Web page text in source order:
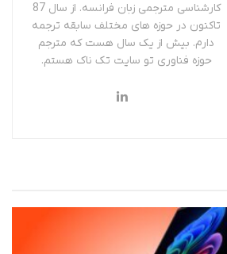
کارشناسی مترجمی زبان فرانسه. از سال 87
تاکنون در حوزه های مختلف سابقه ترجمه
دارم. بیش از یک سال هست که مترجم
حوزه فناوری تو سایت تک ناک هستم.